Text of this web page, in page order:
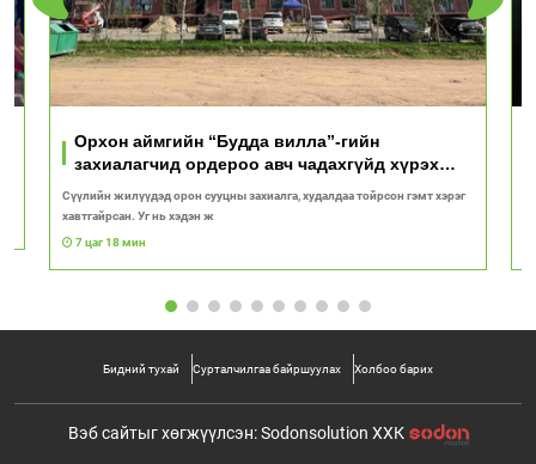
Орхон аймгийн “Будда вилла”-гийн
захиалагчид ордероо авч чадахгүйд хүрэх
вий!
Сүүлийн жилүүдэд орон сууцны захиалга, худалдаа тойрсон гэмт хэрэг
хавтгайрсан. Уг нь хэдэн ж
7 цаг 18 мин
Бидний тухай Сурталчилгаа байршуулах Холбоо барих
Вэб сайтыг хөгжүүлсэн: Sodonsolution ХХК